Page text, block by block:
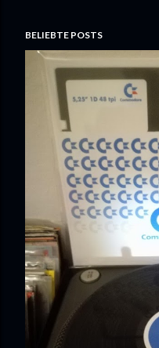
BELIEBTE POSTS